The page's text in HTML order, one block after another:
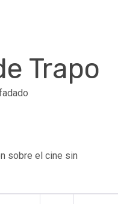
Trapo
sobre el cine sin